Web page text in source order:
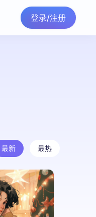
登录/注册
最新 最热